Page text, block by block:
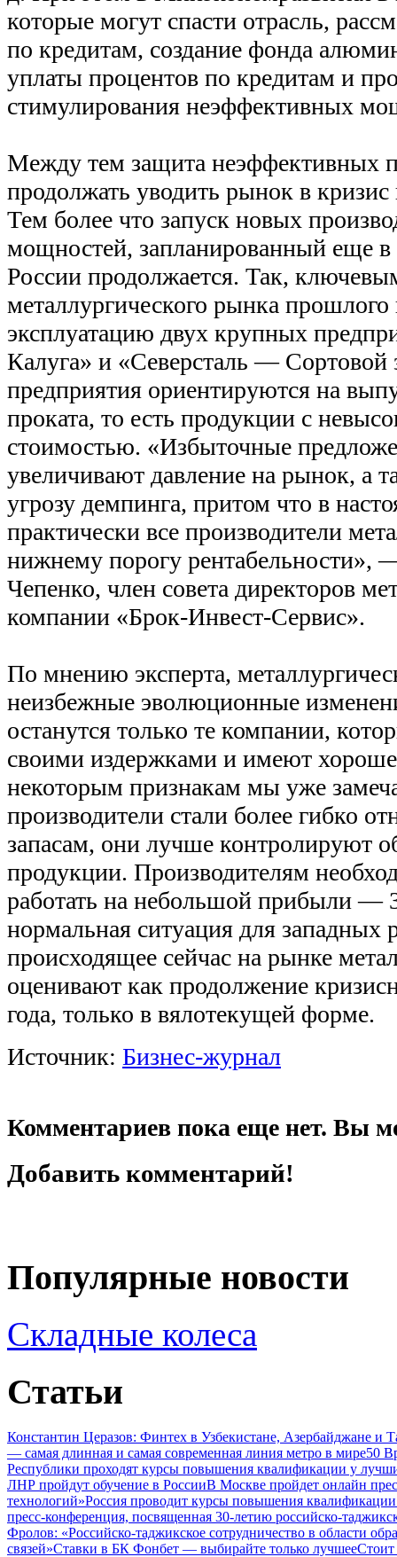
которые могут спасти отрасль,
по кредитам, создание фонда
уплаты процентов по кредитам и
стимулирования неэффективных
Между тем защита неэффективных
продолжать уводить рынок в кризис
Тем более что запуск новых
мощностей, запланированный еще в
России продолжается. Так,
металлургического рынка прошлого
эксплуатацию двух крупных
Калуга» и «Северсталь — Сортовой
предприятия ориентируются на
проката, то есть продукции с
стоимостью. «Избыточные
увеличивают давление на рынок, а
угрозу демпинга, притом что в
практически все производители
нижнему порогу рентабельности»,
Чепенко, член совета директоров
компании «Брок-Инвест-Сервис».
По мнению эксперта,
неизбежные эволюционные
останутся только те компании,
своими издержками и имеют
некоторым признакам мы уже
производители стали более гибко
запасам, они лучше контролируют
продукции. Производителям
работать на небольшой прибыли —
нормальная ситуация для
происходящее сейчас на рынке
оценивают как продолжение
года, только в вялотекущей форме.
Источник: Бизнес-журнал
Комментариев пока еще нет. Вы
Добавить комментарий!
Популярные новости
Складные колеса
Статьи
Константин Церазов: Финтех в Узбекистане, Азербайджане
— самая длинная и самая современная линия метро в мире50
Республики проходят курсы повышения квалификации у
ЛНР пройдут обучение в РоссииВ Москве пройдет онлайн
технологий»Россия проводит курсы повышения квалификации
пресс-конференция, посвященная 30-летию российско-
Фролов: «Российско-таджикское сотрудничество в области
связей»Ставки в БК Фонбет — выбирайте только лучшееСтоит